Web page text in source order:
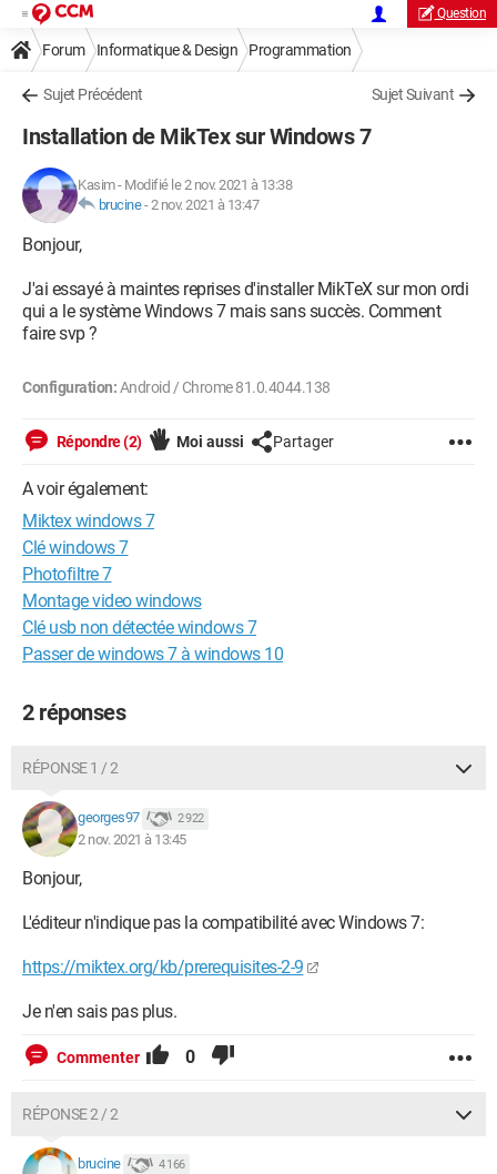
Question
Forum Informatique & Design Programmation
Sujet Précédent Sujet Suivant
Installation de MikTex sur Windows 7
Kasim- Modifié le 2 nov. 2021 à 13:38
brucine-2 nov. 2021 à 13:47
Bonjour,
J'ai essayé à maintes reprises d'installer MikTeX sur mon ordi
qui a le système Windows 7 mais sans succès. Comment
faire svp ?
Configuration:Android / Chrome 81.0.4044.138
Répondre (2) Moi aussi Partager
A voir également:
Miktex windows 7
Clé windows 7
Photofiltre 7
Montage video windows
Clé usb non détectée windows 7
Passer de windows 7 à windows 10
2 réponses
RÉPONSE 1 / 2
georges97 2 922
2 nov. 2021 à 13:45
Bonjour,
L'éditeur n'indique pas la compatibilité avec Windows 7:
https://miktex.org/kb/prerequisites-2-9
Je n'en sais pas plus.
Commenter 0
RÉPONSE 2 / 2
brucine 4 166